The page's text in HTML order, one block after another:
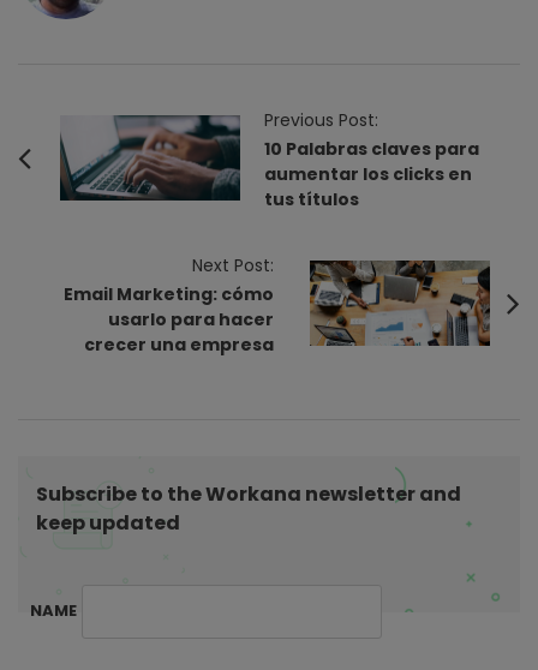
Previous Post:
10 Palabras claves para
aumentar los clicks en
tus títulos
Next Post:
Email Marketing: cómo
usarlo para hacer
crecer una empresa
Subscribe to the Workana newsletter and
keep updated
NAME